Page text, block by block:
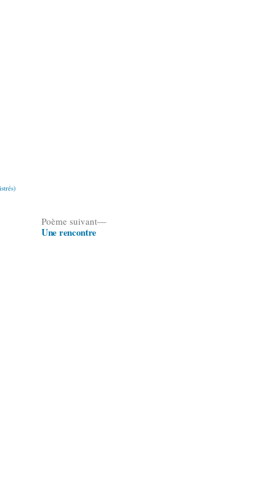
Poème suivant
Poème
Une rencontre